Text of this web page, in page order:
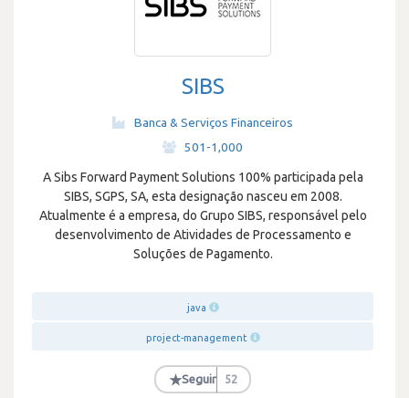
SIBS
Banca & Serviços Financeiros
501-1,000
A Sibs Forward Payment Solutions 100% participada pela
SIBS, SGPS, SA, esta designação nasceu em 2008.
Atualmente é a empresa, do Grupo SIBS, responsável pelo
desenvolvimento de Atividades de Processamento e
Soluções de Pagamento.
java
project-management
★Seguir 52